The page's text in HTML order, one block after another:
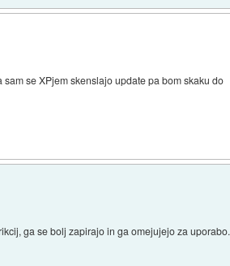
se XPjem skenslajo update pa bom skaku do
ga se bolj zapirajo in ga omejujejo za uporabo.